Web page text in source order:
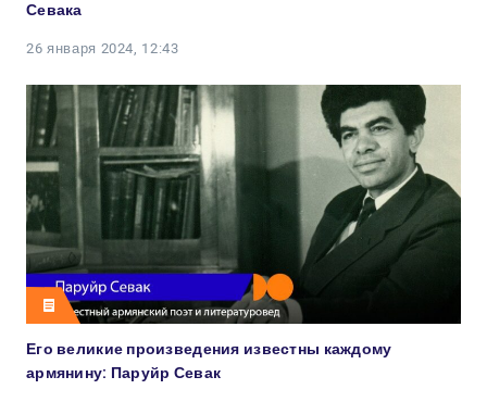
Севака
26 января 2024, 12:43
Его великие произведения известны каждому
армянину: Паруйр Севак